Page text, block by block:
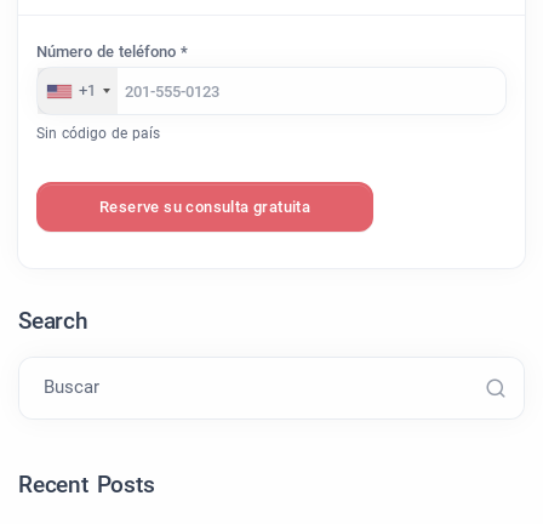
Número de teléfono *
+1
Sin código de país
Reserve su consulta gratuita
Search
Buscar
Recent Posts